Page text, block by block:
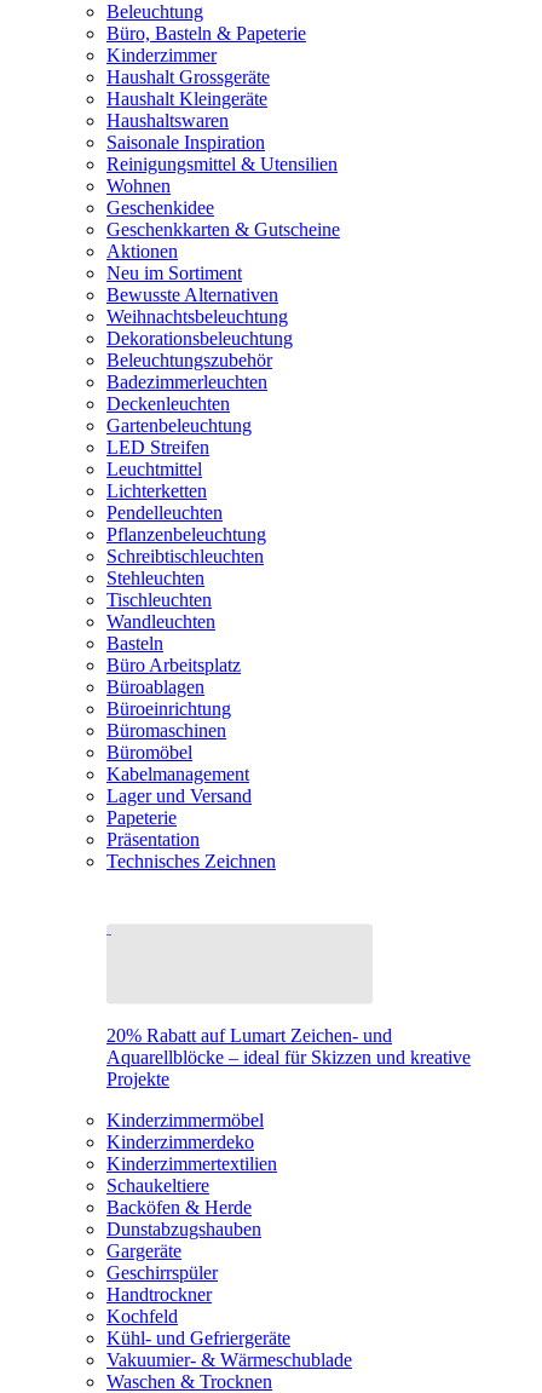
Beleuchtung
Büro, Basteln & Papeterie
Kinderzimmer
Haushalt Grossgeräte
Haushalt Kleingeräte
Haushaltswaren
Saisonale Inspiration
Reinigungsmittel & Utensilien
Wohnen
Geschenkidee
Geschenkkarten & Gutscheine
Aktionen
Neu im Sortiment
Bewusste Alternativen
Weihnachtsbeleuchtung
Dekorationsbeleuchtung
Beleuchtungszubehör
Badezimmerleuchten
Deckenleuchten
Gartenbeleuchtung
LED Streifen
Leuchtmittel
Lichterketten
Pendelleuchten
Pflanzenbeleuchtung
Schreibtischleuchten
Stehleuchten
Tischleuchten
Wandleuchten
Basteln
Büro Arbeitsplatz
Büroablagen
Büroeinrichtung
Büromaschinen
Büromöbel
Kabelmanagement
Lager und Versand
Papeterie
Präsentation
Technisches Zeichnen
20% Rabatt auf Lumart Zeichen- und
Aquarellblöcke – ideal für Skizzen und kreative
Projekte
Kinderzimmermöbel
Kinderzimmerdeko
Kinderzimmertextilien
Schaukeltiere
Backöfen & Herde
Dunstabzugshauben
Gargeräte
Geschirrspüler
Handtrockner
Kochfeld
Kühl- und Gefriergeräte
Vakuumier- & Wärmeschublade
Waschen & Trocknen